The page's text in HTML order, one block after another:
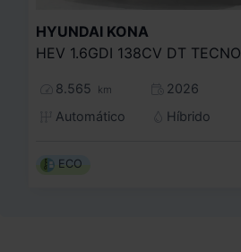
HYUNDAI KONA
HEV 1.6GDI 138CV DT TECNO
8.565 km
2026
Automático
Híbrido
ECO